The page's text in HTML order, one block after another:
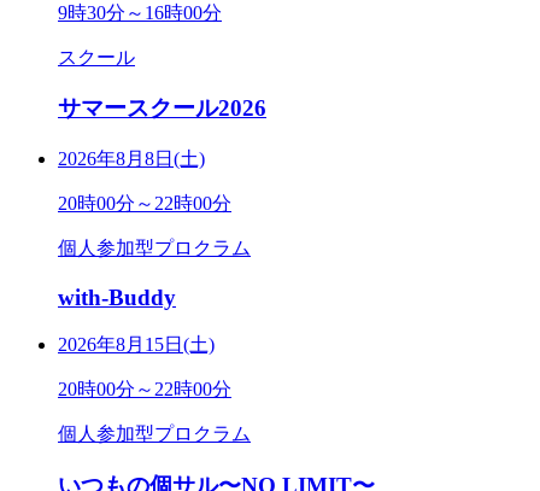
9時30分～16時00分
スクール
サマースクール2026
2026年8月8日(土)
20時00分～22時00分
個人参加型プロクラム
with-Buddy
2026年8月15日(土)
20時00分～22時00分
個人参加型プロクラム
いつもの個サル〜NO LIMIT〜